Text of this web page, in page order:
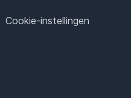
Cookie-instellingen